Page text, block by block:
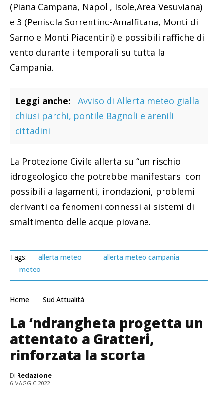
(Piana Campana, Napoli, Isole,Area Vesuviana)
e 3 (Penisola Sorrentino-Amalfitana, Monti di
Sarno e Monti Piacentini) e possibili raffiche di
vento durante i temporali su tutta la
Campania.
Leggi anche:
Avviso di Allerta meteo gialla:
chiusi parchi, pontile Bagnoli e arenili
cittadini
La Protezione Civile allerta su “un rischio
idrogeologico che potrebbe manifestarsi con
possibili allagamenti, inondazioni, problemi
derivanti da fenomeni connessi ai sistemi di
smaltimento delle acque piovane.
Tags: allerta meteo
allerta meteo campania
meteo
Home Sud Attualità
La ‘ndrangheta progetta un
attentato a Gratteri,
rinforzata la scorta
Di Redazione
6 MAGGIO 2022